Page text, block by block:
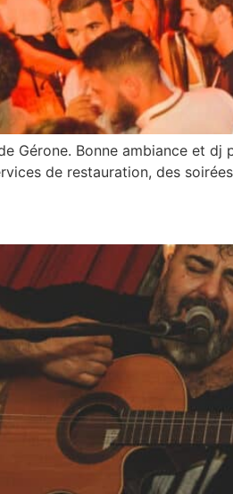
Gérone. Bonne ambiance et
de restauration, des